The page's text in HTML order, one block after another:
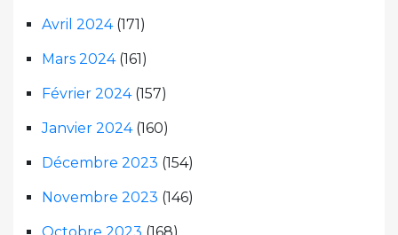
Avril 2024(171)
Mars 2024(161)
Février 2024(157)
Janvier 2024(160)
Décembre 2023 (154)
Novembre 2023 (146)